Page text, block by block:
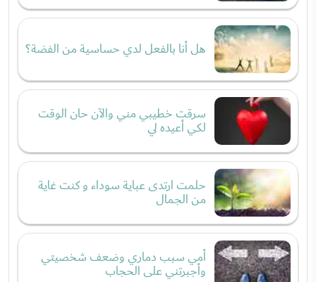
هل أنا بالفعل لدي حساسية من الفضة؟
سرقت خطيبي مني والآن حان الوقت
لكي أعيده لي
حلمت ارتدى عباية سوداء و كنت غاية
من الجمال
أمي سبب دماري وضعف شخصيتي
وأجبرتني على الحجاب